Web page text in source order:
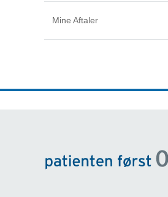
Mine Aftaler